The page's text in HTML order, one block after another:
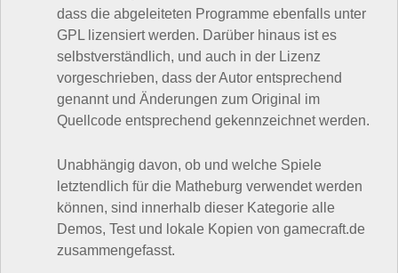
dass die abgeleiteten Programme ebenfalls unter
GPL lizensiert werden. Darüber hinaus ist es
selbstverständlich, und auch in der Lizenz
vorgeschrieben, dass der Autor entsprechend
genannt und Änderungen zum Original im
Quellcode entsprechend gekennzeichnet werden.
Unabhängig davon, ob und welche Spiele
letztendlich für die Matheburg verwendet werden
können, sind innerhalb dieser Kategorie alle
Demos, Test und lokale Kopien von gamecraft.de
zusammengefasst.